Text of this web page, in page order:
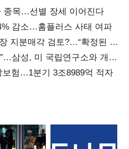
종목…선별 장세 이어진다
감소…홈플러스 사태 여파
지분매각 검토?…“확정된 바
삼성, 미 국립연구소와 개발
보험…1분기 3조8989억 적자